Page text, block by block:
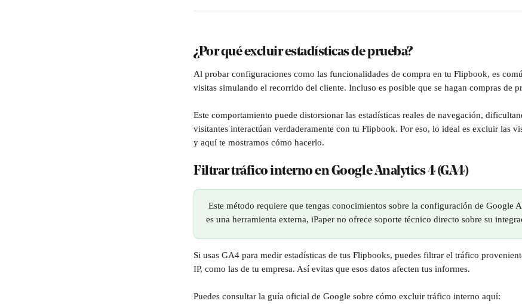
¿Por qué excluir estadísticas de prueba?
Al probar configuraciones como las funcionalidades de compra en tu Flipbook, es
visitas simulando el recorrido del cliente. Incluso es posible que se hagan compras de
Este comportamiento puede distorsionar las estadísticas reales de navegación,
visitantes interactúan verdaderamente con tu Flipbook. Por eso, lo ideal es excluir las
y aquí te mostramos cómo hacerlo.
Filtrar tráfico interno en Google Analytics 4 (GA4)
Este método requiere que tengas conocimientos sobre la configuración de Google
es una herramienta externa, iPaper no ofrece soporte técnico directo sobre su
Si usas GA4 para medir estadísticas de tus Flipbooks, puedes filtrar el tráfico
IP, como las de tu empresa. Así evitas que esos datos afecten tus informes.
Puedes consultar la guía oficial de Google sobre cómo excluir tráfico interno aquí: